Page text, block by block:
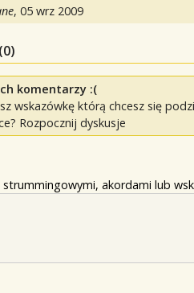
, 05 wrz 2009
0)
komentarzy :(
wskazówkę którą chcesz się
Rozpocznij dyskusje
akordami lub